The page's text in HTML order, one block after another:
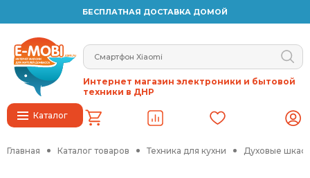
БЕСПЛАТНАЯ ДОСТАВКА ДОМОЙ
Каталог
Интернет магазин электроники и бытовой
техники в ДНР
Главная Каталог товаров Техника для кухни Духовые